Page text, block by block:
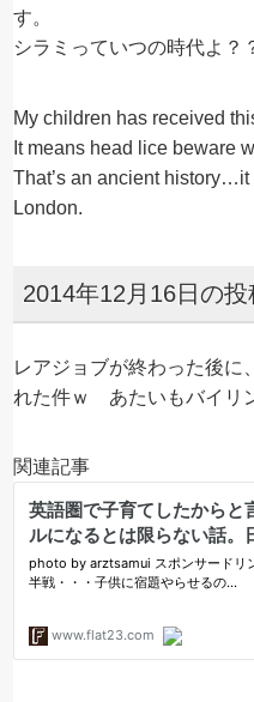
す。
シラミっていつの時代よ？
My children has received
It means head lice beware
That’s an ancient
London.
2014年12月16日の投
レアジョブが終わった後に
れた件ｗ あたいもバイリ
関連記事